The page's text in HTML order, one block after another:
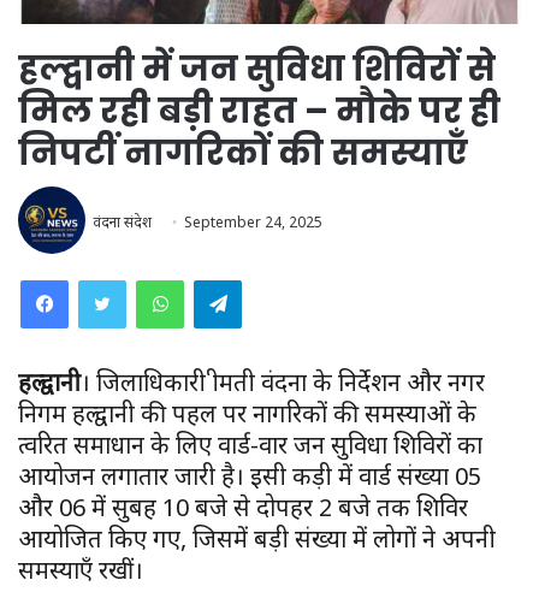
हल्द्वानी में जन सुविधा शिविरों से
मिल रही बड़ी राहत – मौके पर ही
निपटीं नागरिकों की समस्याएँ
वंदना संदेश September 24, 2025
WhatsAppTelegram
हल्द्वानी। जिलाधिकारी श्रीमती वंदना के निर्देशन और नगर
निगम हल्द्वानी की पहल पर नागरिकों की समस्याओं के
त्वरित समाधान के लिए वार्ड-वार जन सुविधा शिविरों का
आयोजन लगातार जारी है। इसी कड़ी में वार्ड संख्या 05
और 06 में सुबह 10 बजे से दोपहर 2 बजे तक शिविर
आयोजित किए गए, जिसमें बड़ी संख्या में लोगों ने अपनी
समस्याएँ रखीं।